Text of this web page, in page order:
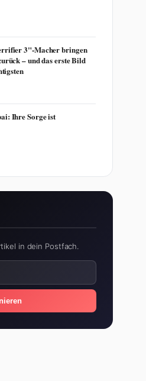
3"-Macher bringen
– und das erste Bild
Ihre Sorge ist
in dein Postfach.